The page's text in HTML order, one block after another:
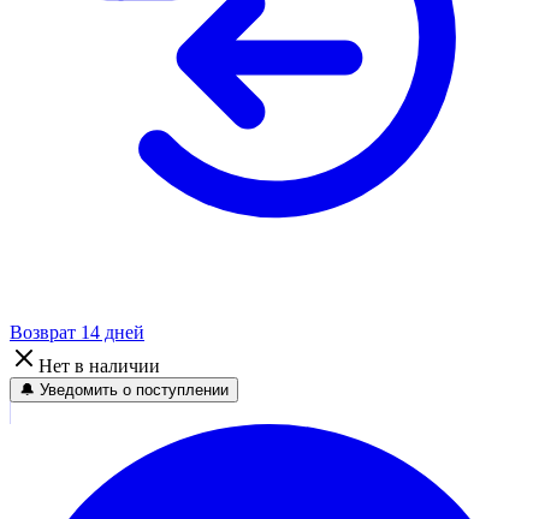
Возврат 14 дней
Нет в наличии
🔔 Уведомить о поступлении